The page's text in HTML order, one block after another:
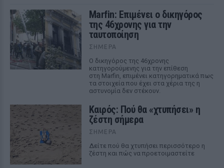
Marfin: Επιμένει ο δικηγόρος
της 46χρονης για την
ταυτοποίηση
ΣΉΜΕΡΑ
Ο δικηγόρος της 46χρονης
κατηγορούμενης για την επίθεση
στη Marfin, επιμένει κατηγορηματικά πως
τα στοιχεία που έχει στα χέρια της η
αστυνομία δεν στέκουν.
Καιρός: Πού θα «χτυπήσει» η
ζέστη σήμερα
ΣΉΜΕΡΑ
Δείτε πού θα χτυπήσει περισσότερο η
ζέστη και πώς να προετοιμαστείτε